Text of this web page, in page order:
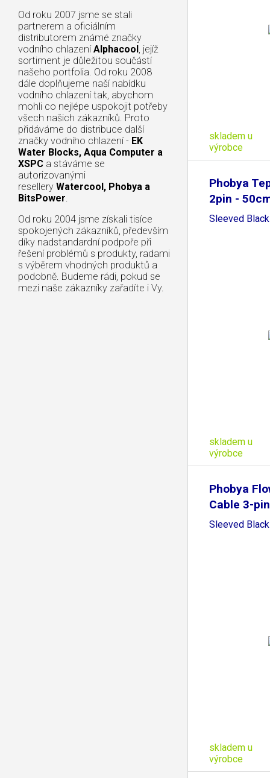
Od roku 2007 jsme se stali
partnerem a oficiálním
distributorem známé značky
vodního chlazení Alphacool, jejíž
sortiment je důležitou součástí
našeho portfolia. Od roku 2008
dále doplňujeme naší nabídku
vodního chlazení tak, abychom
mohli co nejlépe uspokojit potřeby
všech našich zákazníků. Proto
přidáváme do distribuce další
značky vodního chlazení - EK
Water Blocks, Aqua Computer a
XSPC a stáváme se
autorizovanými
resellery Watercool, Phobya a
BitsPower.
Od roku 2004 jsme získali tisíce
spokojených zákazníků, především
díky nadstandardní podpoře při
řešení problémů s produkty, radami
s výběrem vhodných produktů a
podobně. Budeme rádi, pokud se
mezi naše zákazníky zařadíte i Vy.
skladem u
výrobce
Phobya
2pin -
Sleeved Black
skladem u
výrobce
Phobya
Cable 3-
Sleeved Black
skladem u
výrobce